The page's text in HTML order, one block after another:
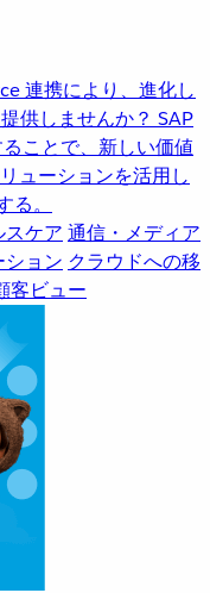
連携により、進化し
供しませんか？ SAP
ことで、新しい価値
ューションを活用し
。
スケア 通信・メディア
ション クラウドへの移
客ビュー